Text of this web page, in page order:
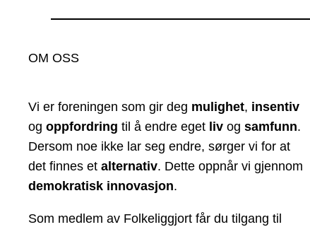
OM OSS
Vi er foreningen som gir deg mulighet, insentiv
og oppfordring til å endre eget liv og samfunn.
Dersom noe ikke lar seg endre, sørger vi for at
det finnes et alternativ. Dette oppnår vi gjennom
demokratisk innovasjon.
Som medlem av Folkeliggjort får du tilgang til